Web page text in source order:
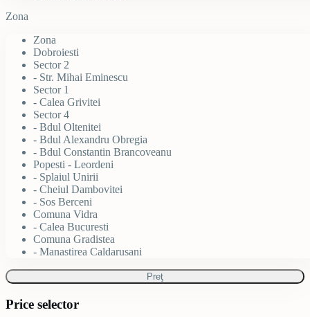
Zona
Zona
Dobroiesti
Sector 2
- Str. Mihai Eminescu
Sector 1
- Calea Grivitei
Sector 4
- Bdul Oltenitei
- Bdul Alexandru Obregia
- Bdul Constantin Brancoveanu
Popesti - Leordeni
- Splaiul Unirii
- Cheiul Dambovitei
- Sos Berceni
Comuna Vidra
- Calea Bucuresti
Comuna Gradistea
- Manastirea Caldarusani
Preţ
Price selector